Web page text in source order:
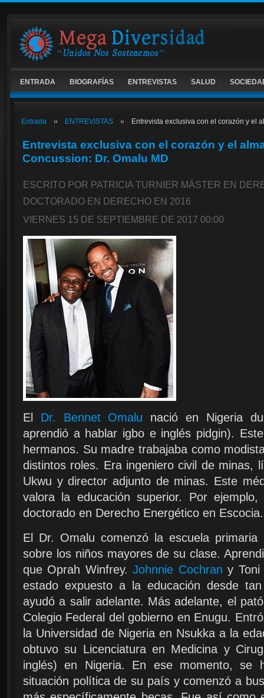
ENTRADA BIOGRAFÍAS ENTREVISTAS SALUD
Entrada ENTREVISTAS Entrevista exclusiva con el corazón y el
Entrevista exclusiva con el corazón y el
Concussion: Dr. Omalu MD
ESCRITO POR PATRICIA TURNIER MÁSTER EN
DOCTORADO EN DERECHO EN 2016
VIERNES 15 DE SEPTIEMBRE DE 2017 00:00
El Dr. Bennet Omalu nació en Nigeria
aprendió a hablar igbo e inglés pidgin).
hermanos. Su madre trabajaba como
distintos roles. Era ingeniero civil de minas,
Ukwu y director adjunto de minas. Este
valora la educación superior. Por
doctorado en Derecho Energético en Escocia.
El Dr. Omalu comenzó la escuela
sobre los niños mayores de su clase.
que Oprah Winfrey.Johnnie Cochran y Toni
estado expuesto a la educación desde
ayudó a salir adelante. Más adelante, el
Colegio Federal del gobierno en Enugu.
la Universidad de Nigeria en Nsukka a la
obtuvo su Licenciatura en Medicina y
inglés) en Nigeria. En ese momento, se
situación política de su país y comenzó a